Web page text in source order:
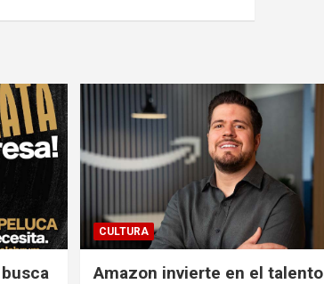
CULTURA
Amazon invierte en el talento